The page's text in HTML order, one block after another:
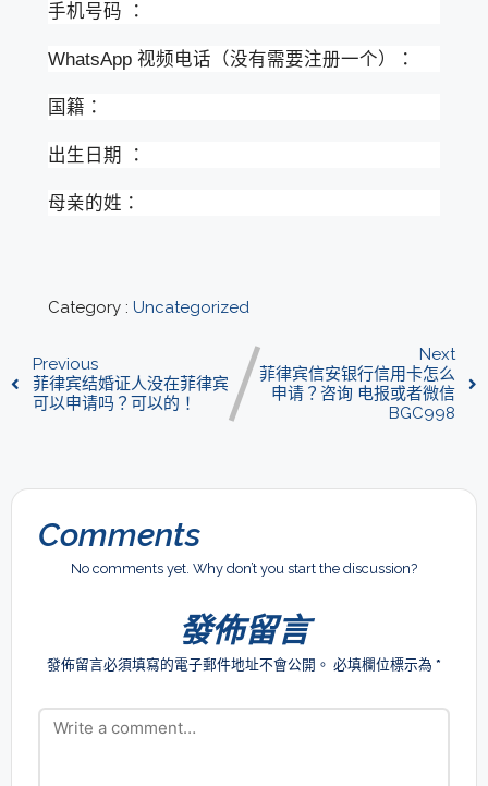
手机号码 ：
WhatsApp 视频电话（没有需要注册一个）：
国籍：
出生日期 ：
母亲的姓：
Category : Uncategorized
Previous
菲律宾结婚证人没在菲律宾
可以申请吗？可以的！
Next
菲律宾信安银行信用卡怎么
申请？咨询 电报或者微信
BGC998
Comments
No comments yet. Why don’t you start the discussion?
發佈留言
發佈留言必須填寫的電子郵件地址不會公開。 必填欄位標示為 *